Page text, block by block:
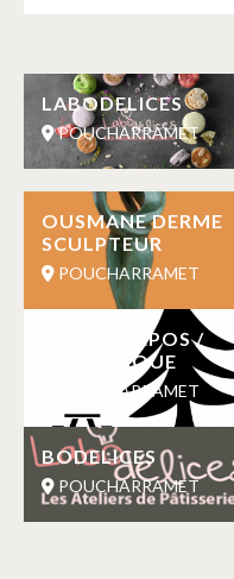
LABODELICES
POUCHARRAMET
OUSMANE DERME
SCULPTEUR
POUCHARRAMET
AIRE DE REPOS /
PIQUE NIQUE
POUCHARRAMET
BODELICES
POUCHARRAMET